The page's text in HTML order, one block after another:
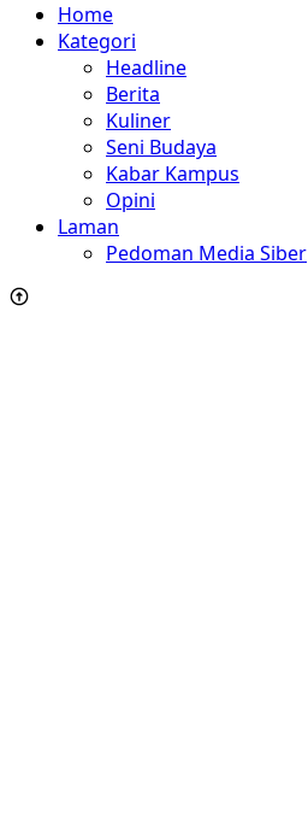
Home
Kategori
Headline
Berita
Kuliner
Seni Budaya
Kabar Kampus
Opini
Laman
Pedoman Media Siber